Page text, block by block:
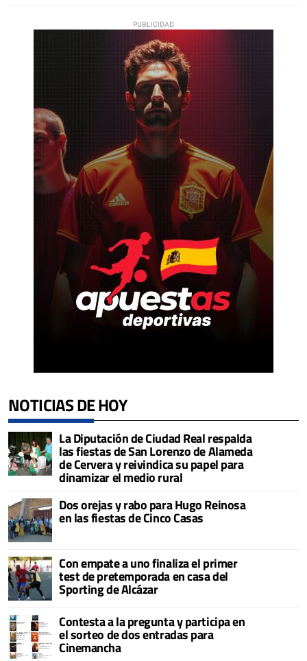
NOTICIAS DE HOY
La Diputación de Ciudad Real respalda
las fiestas de San Lorenzo de Alameda
de Cervera y reivindica su papel para
dinamizar el medio rural
Dos orejas y rabo para Hugo Reinosa
en las fiestas de Cinco Casas
Con empate a uno finaliza el primer
test de pretemporada en casa del
Sporting de Alcázar
Contesta a la pregunta y participa en
el sorteo de dos entradas para
Cinemancha